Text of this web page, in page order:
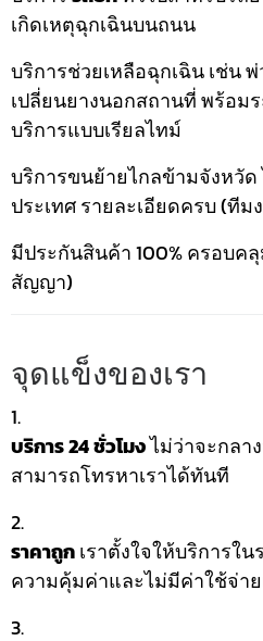
เกิดเหตุฉุกเฉินบนถนน
บริการช่วยเหลือฉุกเฉิน เช่น
เปลี่ยนยางนอกสถานที่ พร้อม
บริการแบบเรียลไทม์
บริการขนย้ายไกลข้ามจังหวั
ประเทศ รายละเอียดครบ (ที
มีประกันสินค้า 100% ครอบค
สัญญา)
จุดแข็งของเรา
บริการ 24 ชั่วโมงไม่ว่าจะกลา
สามารถโทรหาเราได้ทันที
ราคาถูกเราตั้งใจให้บริการใ
ความคุ้มค่าและไม่มีค่าใช้จ่า